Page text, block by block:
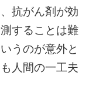
抗がん剤が効
することは難
うのが意外と
人間の一工夫